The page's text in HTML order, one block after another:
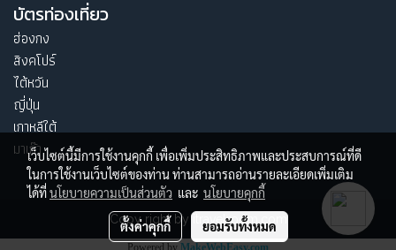
บัตรท่องเที่ยว
ฮ่องกง
สิงคโปร์
ไต้หวัน
ญี่ปุ่น
เกาหลีใต้
มาเก๊า
Copy right by itravelroom.com
Powered by MakeWebEasy.com
เว็บไซต์นี้มีการใช้งานคุกกี้ เพื่อเพิ่มประสิทธิภาพและประสบการณ์ที่ดี
ในการใช้งานเว็บไซต์ของท่าน ท่านสามารถอ่านรายละเอียดเพิ่มเติม
ได้ที่นโยบายความเป็นส่วนตัว และ นโยบายคุกกี้
ตั้งค่าคุกกี้ ยอมรับทั้งหมด